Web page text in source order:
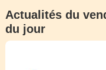
Actualités du
du jour